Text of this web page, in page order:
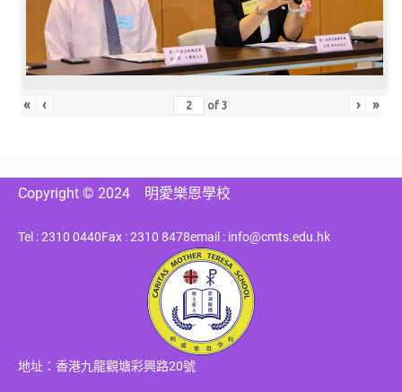
« ‹ of3 › »
Copyright © 2024 明愛樂恩學校
Tel : 2310 0440Fax : 2310 8478email : info@cmts.edu.hk
地址：香港九龍觀塘彩興路20號